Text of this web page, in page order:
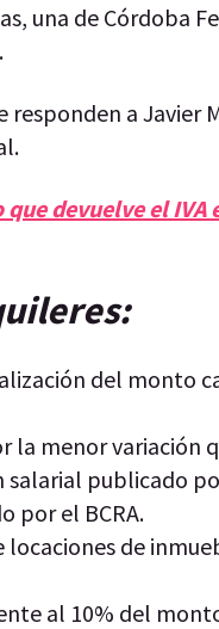
una de Córdoba
a Javier
devuelve el IVA
del monto
menor variación
publicado
por el BCRA.
de
al 10% del